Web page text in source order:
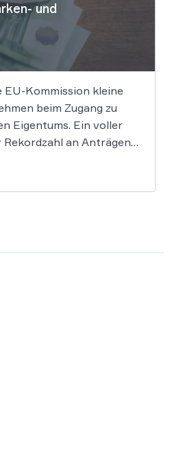
und
Kommission kleine
beim Zugang zu
Eigentums. Ein voller
an Anträgen
Mittel in
rasant aufgebraucht.